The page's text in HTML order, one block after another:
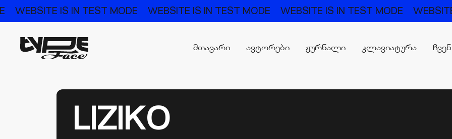
WEBSITE IS IN TEST MODE WEBSITE IS IN TEST MODE WEBSITE IS IN TEST MODE WEBSITE
მთავარი ავტორები ჟურნალი კლავიატურა
LIZIKO